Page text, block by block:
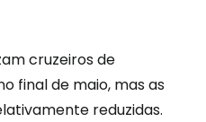
cruzeiros de
final de maio, mas as
reduzidas.